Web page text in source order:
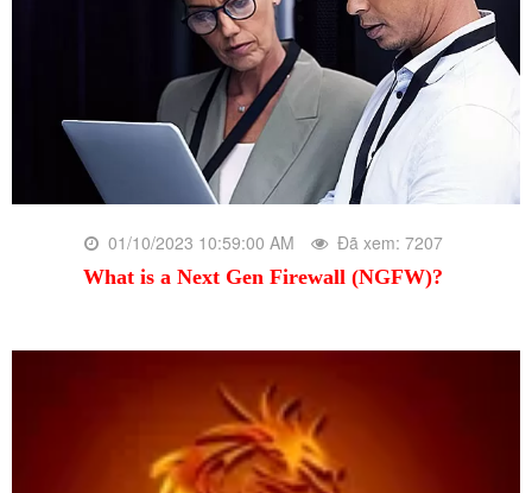
01/10/2023 10:59:00 AM Đã xem: 7207
What is a Next Gen Firewall (NGFW)?